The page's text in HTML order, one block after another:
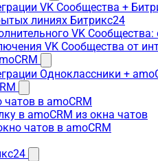
VK Сообщества +
линиях Битрикс24
VK
VK Сообщества от
Одноклассники +
чатов в amoCRM
в amoCRM из окна чатов
чатов в amoCRM